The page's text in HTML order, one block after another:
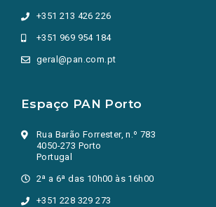
+351 213 426 226
+351 969 954 184
geral@pan.com.pt
Espaço PAN Porto
Rua Barão Forrester, n.º 783
4050-273 Porto
Portugal
2ª a 6ª das 10h00 às 16h00
+351 228 329 273